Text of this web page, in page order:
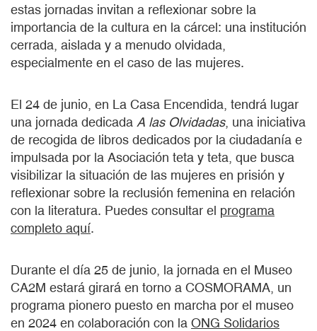
estas jornadas invitan a reflexionar sobre la
importancia de la cultura en la cárcel: una institución
cerrada, aislada y a menudo olvidada,
especialmente en el caso de las mujeres.
El 24 de junio, en La Casa Encendida, tendrá lugar
una jornada dedicada A las Olvidadas, una iniciativa
de recogida de libros dedicados por la ciudadanía e
impulsada por la Asociación teta y teta, que busca
visibilizar la situación de las mujeres en prisión y
reflexionar sobre la reclusión femenina en relación
con la literatura. Puedes consultar el programa
completo aquí.
Durante el día 25 de junio, la jornada en el Museo
CA2M estará girará en torno a COSMORAMA, un
programa pionero puesto en marcha por el museo
en 2024 en colaboración con la ONG Solidarios